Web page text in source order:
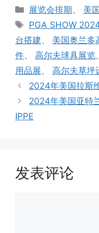
分
类
展览会排期、 美
标
签
PGA SHOW
台搭建、 美国奥兰多
件、 高尔夫球具展览
用品展、 高尔夫草坪
2024年美国拉斯
2024年美国亚特
IPPE
发表评论